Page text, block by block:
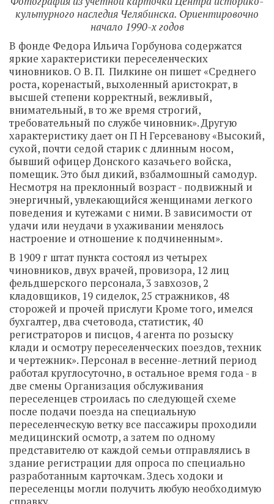
культурного наследия Челябинска. Ориентировочно
начало 1990-х годов
В фонде Федора Ильича Горбунова содержатся
яркие характеристики переселенческих
чиновников. О В. П. Пилкине он пишет «Среднего
роста, коренастый, выхоленный аристократ, в
высшей степени корректный, вежливый,
внимательный, в то же время строгий,
требовательный по службе чиновник». Другую
характеристику дает он П Н Герсеванову «Высокий,
сухой, почти седой старик с длинным носом,
бывший офицер Донского казачьего войска,
помещик. Это был дикий, взбалмошный самодур.
Несмотря на преклонный возраст - подвижный и
энергичный, увлекающийся женщинами легкого
поведения и кутежами с ними. В зависимости от
удачи или неудачи в ухаживании менялось
настроение и отношение к подчиненным».
В 1909 г штат пункта состоял из четырех
чиновников, двух врачей, провизора, 12 лиц
фельдшерского персонала, 3 завхозов, 2
кладовщиков, 19 сиделок, 25 стражников, 48
сторожей и прочей прислуги Кроме того, имелся
бухгалтер, два счетовода, статистик, 40
регистраторов и писцов, 4 агента по розыску
клади и осмотру переселенческих поездов, техник
и чертежник». Персонал в весенне-летний период
работал круглосуточно, в остальное время года - в
две смены Организация обслуживания
переселенцев строилась по следующей схеме
после подачи поезда на специальную
переселенческую ветку все пассажиры проходили
медицинский осмотр, а затем по одному
представителю от каждой семьи отправлялись в
здание регистрации для опроса по специально
разработанным карточкам. Здесь ходоки и
переселенцы могли получить любую необходимую